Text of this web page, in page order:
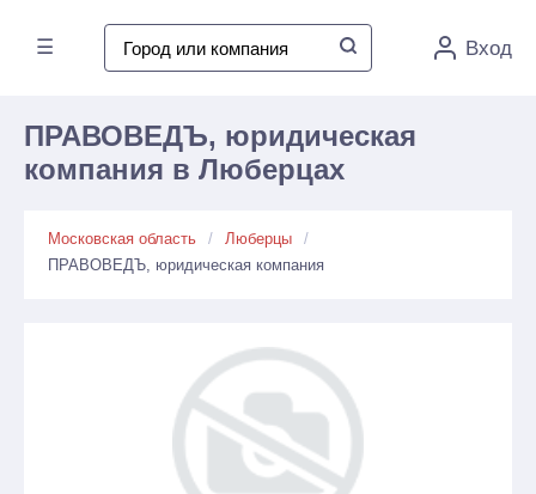
☰ Вход
ПРАВОВЕДЪ, юридическая
компания в Люберцах
Московская область
Люберцы
ПРАВОВЕДЪ, юридическая компания